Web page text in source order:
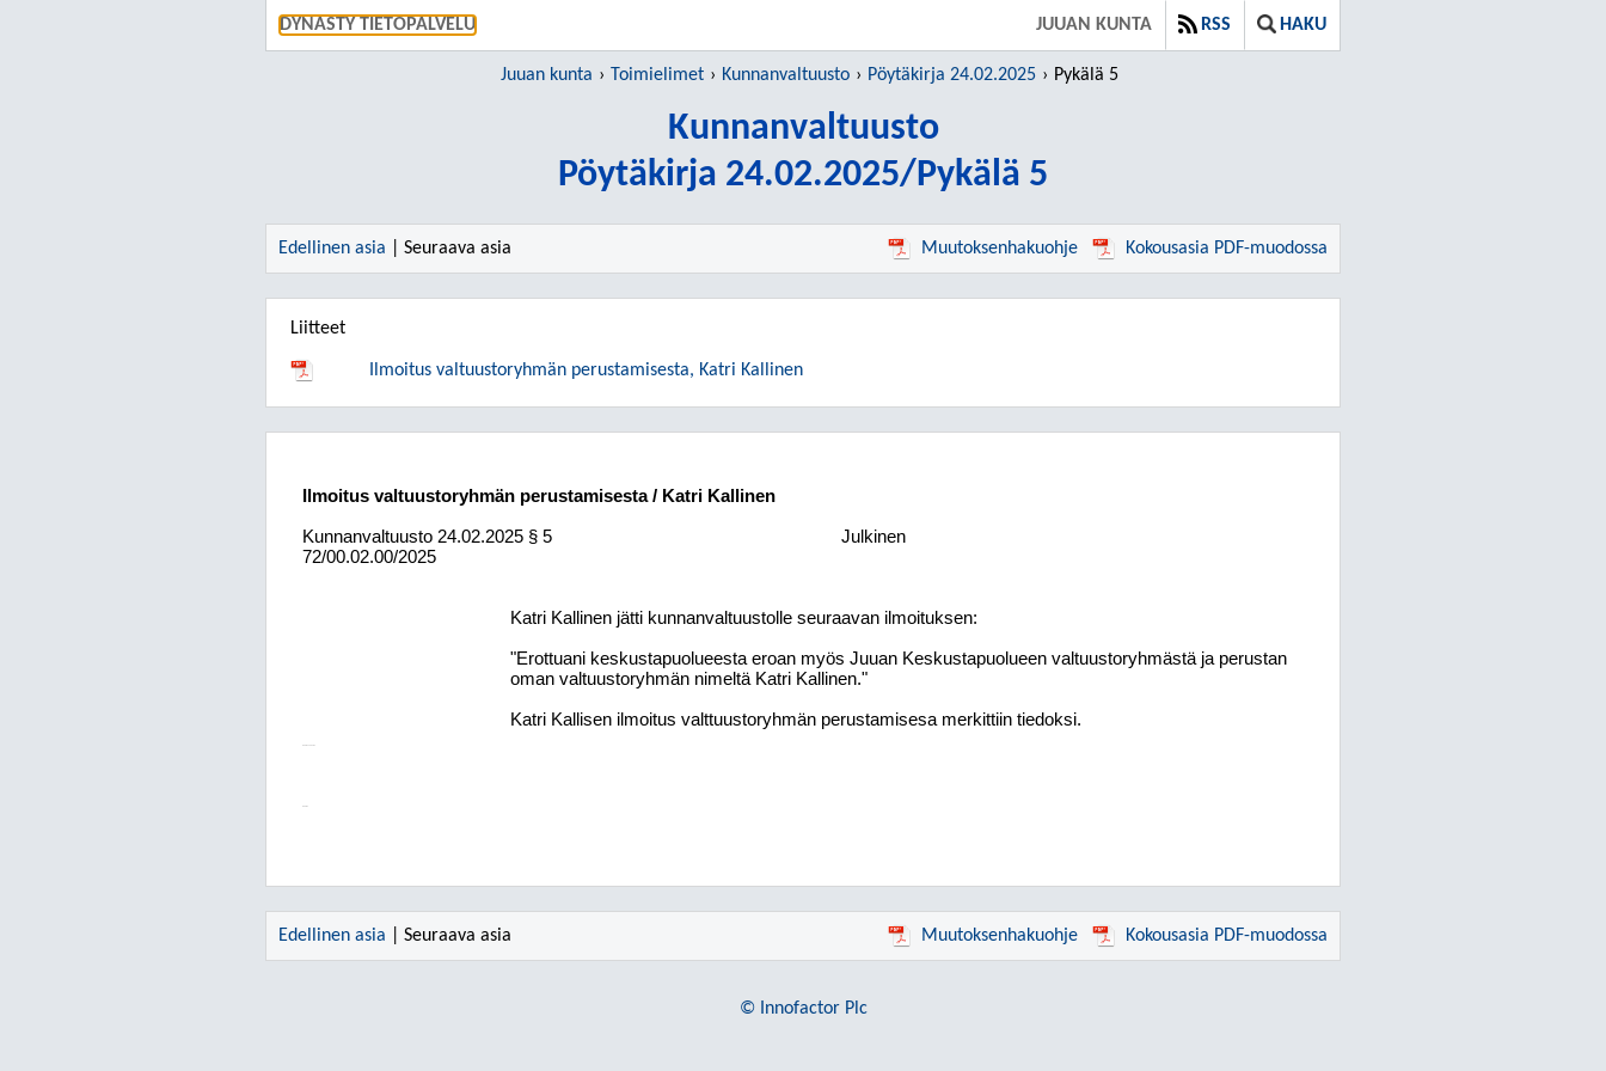
DYNASTY TIETOPALVELU JUUAN KUNTA RSS HAKU
Juuan kunta Toimielimet Kunnanvaltuusto Pöytäkirja 24.02.2025 Pykälä 5
Kunnanvaltuusto
Pöytäkirja 24.02.2025/Pykälä 5
Edellinen asia | Seuraava asia Muutoksenhakuohje Kokousasia PDF-muodossa
Liitteet
Ilmoitus valtuustoryhmän perustamisesta, Katri Kallinen
Ilmoitus valtuustoryhmän perustamisesta / Katri Kallinen
Kunnanvaltuusto 24.02.2025 § 5
Julkinen
72/00.02.00/2025
Katri Kallinen jätti kunnanvaltuustolle seuraavan ilmoituksen:
"Erottuani keskustapuolueesta eroan myös Juuan Keskustapuolueen valtuustoryhmästä ja perustan
oman valtuustoryhmän nimeltä Katri Kallinen."
Katri Kallisen ilmoitus valttuustoryhmän perustamisesa merkittiin tiedoksi.
Edellinen asia | Seuraava asia Muutoksenhakuohje Kokousasia PDF-muodossa
© Innofactor Plc